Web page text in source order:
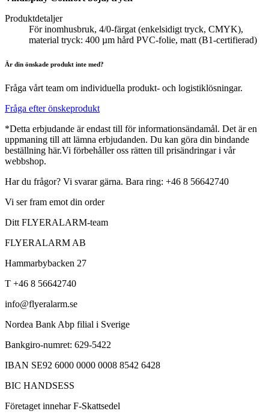
Produktdetaljer
För inomhusbruk, 4/0-färgat (enkelsidigt tryck, CMYK),
material tryck: 400 µm hård PVC-folie, matt (B1-certifierad)
Är din önskade produkt inte med?
Fråga vårt team om individuella produkt- och logistiklösningar.
Fråga efter önskeprodukt
*Detta erbjudande är endast till för informationsändamål. Det är en
uppmaning till att lämna erbjudanden. Du kan göra din bindande
beställning här.Vi förbehåller oss rätten till prisändringar i vår
webbshop.
Har du frågor? Vi svarar gärna. Bara ring: +46 8 56642740
Vi ser fram emot din order
Ditt FLYERALARM-team
FLYERALARM AB
Hammarbybacken 27
T +46 8 56642740
info@flyeralarm.se
Nordea Bank Abp filial i Sverige
Bankgiro-numret: 629-5422
IBAN SE92 6000 0000 0008 8542 6428
BIC HANDSESS
Företaget innehar F-Skattsedel